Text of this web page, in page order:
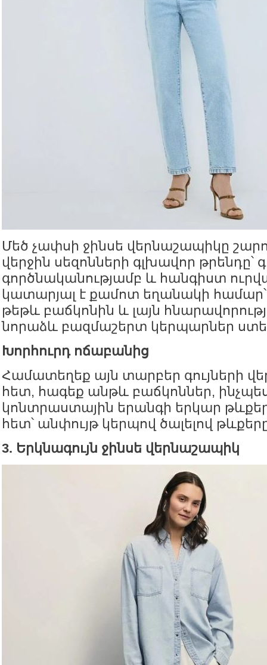
Մեծ չափսի ջինսե վերնաշապիկը
վերջին սեզոնների գլխավոր թրենդը՝
գործնականությամբ և հանգիստ
կատարյալ է քամոտ եղանակի
թեթև բաճկոնին և լայն
նորաձև բազմաշերտ կերպարներ
Խորհուրդ ոճաբանից
Համատեղեք այն տարբեր գույների
հետ, հագեք անթև բաճկոններ,
կոնտրաստային երանգի երկար
հետ՝ անփույթ կերպով ծալելով
3. Երկնագույն ջինսե վերնաշապիկ